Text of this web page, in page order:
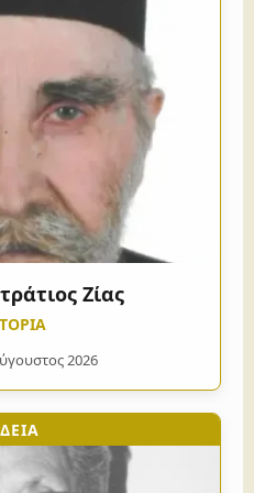
Ζίας
2026